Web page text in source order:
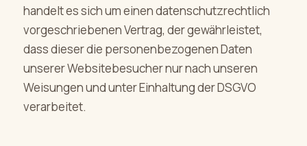
handelt es sich um einen datenschutzrechtlich
vorgeschriebenen Vertrag, der gewährleistet,
dass dieser die personenbezogenen Daten
unserer Websitebesucher nur nach unseren
Weisungen und unter Einhaltung der DSGVO
verarbeitet.